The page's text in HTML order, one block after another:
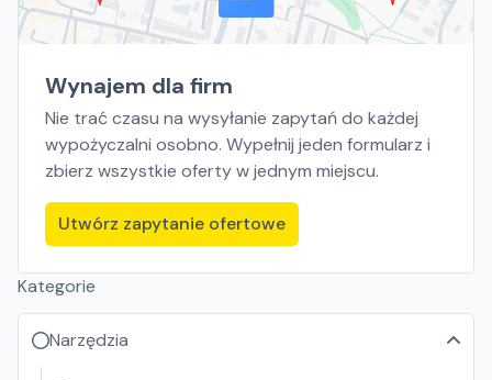
Wynajem dla firm
Nie trać czasu na wysyłanie zapytań do każdej
wypożyczalni osobno. Wypełnij jeden formularz i
zbierz wszystkie oferty w jednym miejscu.
Utwórz zapytanie ofertowe
Kategorie
Narzędzia